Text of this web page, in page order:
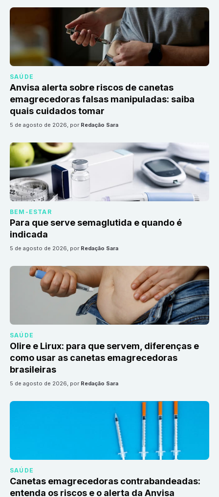
SAÚDE
Anvisa alerta sobre riscos de canetas
emagrecedoras falsas manipuladas: saiba
quais cuidados tomar
5 de agosto de 2026, por Redação Sara
BEM-ESTAR
Para que serve semaglutida e quando é
indicada
5 de agosto de 2026, por Redação Sara
SAÚDE
Olire e Lirux: para que servem, diferenças e
como usar as canetas emagrecedoras
brasileiras
5 de agosto de 2026, por Redação Sara
SAÚDE
Canetas emagrecedoras contrabandeadas:
entenda os riscos e o alerta da Anvisa